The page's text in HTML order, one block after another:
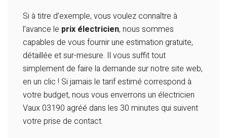
Si à titre d’exemple, vous voulez connaître à
l’avance le prix électricien, nous sommes
capables de vous fournir une estimation gratuite,
détaillée et sur-mesure. Il vous suffit tout
simplement de faire la demande sur notre site web,
en un clic ! Si jamais le tarif estimé correspond à
votre budget, nous vous enverrons un électricien
Vaux 03190 agréé dans les 30 minutes qui suivent
votre prise de contact.